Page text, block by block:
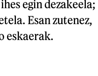
egin dezakeela;
Esan zutenez,
eskaerak.